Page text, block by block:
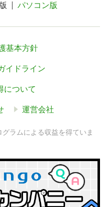
パソコン版
基本方針
イドライン
について
運営会社
ラムによる収益を得ていま